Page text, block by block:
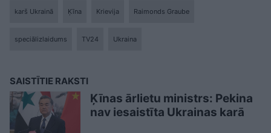
karš Ukrainā Ķīna Krievija Raimonds Graube
speciālizlaidums TV24 Ukraina
SAISTĪTIE RAKSTI
Ķīnas ārlietu ministrs: Pekina
nav iesaistīta Ukrainas karā